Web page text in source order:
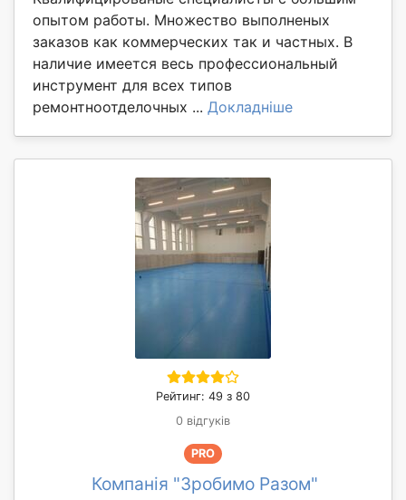
опытом работы. Множество выполненых
заказов как коммерческих так и частных. В
наличие имеется весь профессиональный
инструмент для всех типов
ремонтноотделочных ... Докладніше
Рейтинг: 49 з 80
0 відгуків
PRO
Компанія "Зробимо Разом"